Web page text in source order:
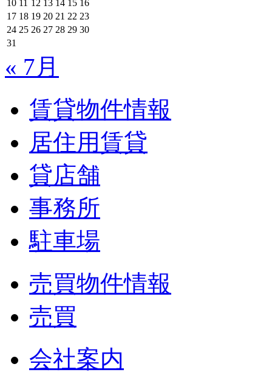
10 11 12 13 14 15 16
17 18 19 20 21 22 23
24 25 26 27 28 29 30
31
« 7月
賃貸物件情報
居住用賃貸
貸店舗
事務所
駐車場
売買物件情報
売買
会社案内